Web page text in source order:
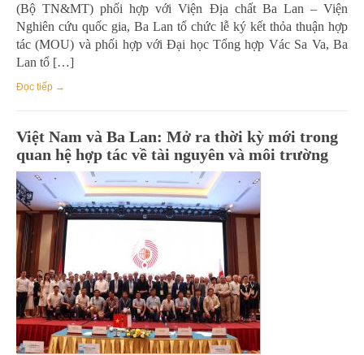
(Bộ TN&MT) phối hợp với Viện Địa chất Ba Lan – Viện
Nghiên cứu quốc gia, Ba Lan tổ chức lễ ký kết thỏa thuận hợp
tác (MOU) và phối hợp với Đại học Tổng hợp Vác Sa Va, Ba
Lan tổ […]
Đọc tiếp →
Việt Nam và Ba Lan: Mở ra thời kỳ mới trong
quan hệ hợp tác về tài nguyên và môi trường